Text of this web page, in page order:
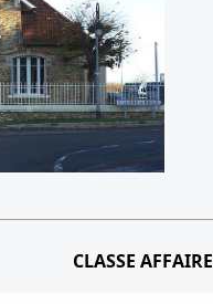
CLASSE AFFAIRE